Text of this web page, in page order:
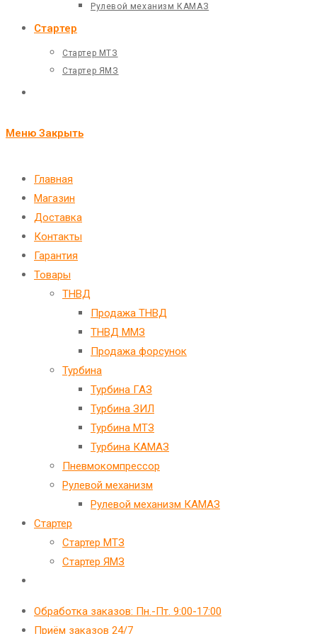
Рулевой механизм КАМАЗ
Стартер
Стартер МТЗ
Стартер ЯМЗ
веб-
Меню Закрыть
Главная
Магазин
Доставка
Контакты
Гарантия
Товары
ТНВД
Продажа ТНВД
ТНВД ММЗ
Продажа форсунок
Турбина
Турбина ГАЗ
Турбина ЗИЛ
Турбина МТЗ
Турбина КАМАЗ
Пневмокомпрессор
Рулевой механизм
Рулевой механизм КАМАЗ
Стартер
Стартер МТЗ
Стартер ЯМЗ
по
Обработка заказов: Пн.-Пт. 9:00-17:00
Приём заказов 24/7